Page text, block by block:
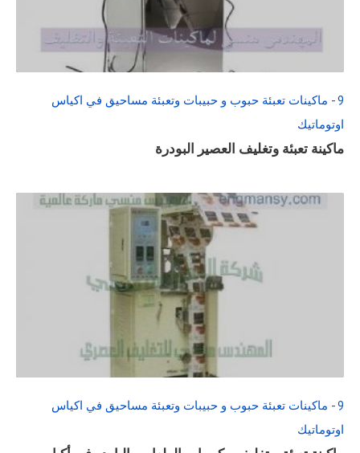
FULL
POST
9 - ماكينات تعبئة حبوب و حبيبات وتعبئة مساحيق في اكياس
اوتوماتيك
ماكينة تعبئة وتغليف العصير البودرة
READ
FULL
POST
9 - ماكينات تعبئة حبوب و حبيبات وتعبئة مساحيق في اكياس
اوتوماتيك